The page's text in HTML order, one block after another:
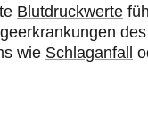
Blutdruckwerte
wie Schlaganfall